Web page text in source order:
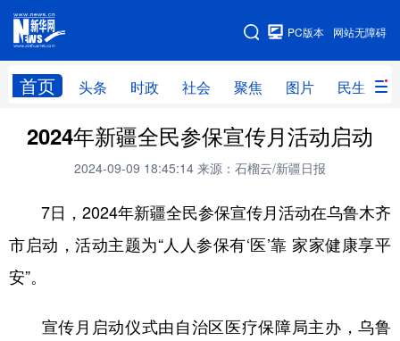
网站无障碍
PC版本
首页 头条 时政 社会 聚焦 图片 民生
网站地图
头条 时政 社会 聚焦
民生 访谈
访惠聚 专题 服务 援疆
云游新疆 云端悦读 云看书画 光影新疆
2024年新疆全民参保宣传月活动启动
2024-09-09 18:45:14 来源：石榴云/新疆日报
7日，2024年新疆全民参保宣传月活动在乌鲁木齐
市启动，活动主题为“人人参保有‘医’靠 家家健康享平
安”。
宣传月启动仪式由自治区医疗保障局主办，乌鲁